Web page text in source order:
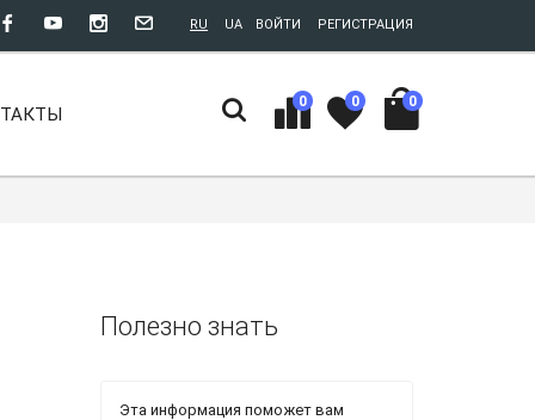
ВОЙТИ РЕГИСТРАЦИЯ
RU UA
0 0 0
Полезно знать
Эта информация поможет вам